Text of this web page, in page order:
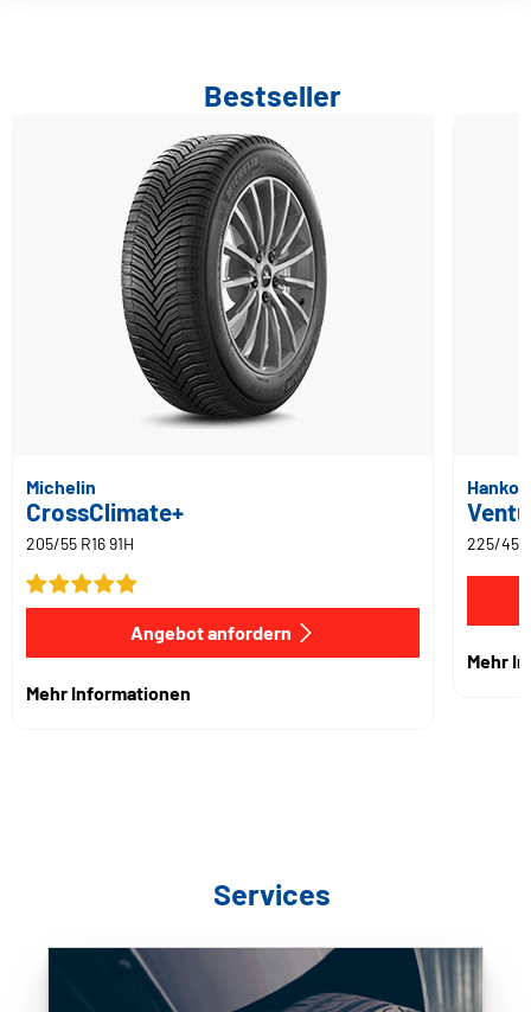
Bestseller
Michelin
CrossClimate+
205/55 R16 91H
Angebot anfordern
Mehr Informationen
225/45
Mehr
Services